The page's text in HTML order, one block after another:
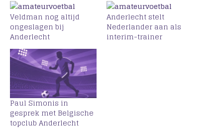
Veldman nog altijd
ongeslagen bij
Anderlecht
Anderlecht stelt
Nederlander aan als
interim-trainer
Paul Simonis in
gesprek met Belgische
topclub Anderlecht